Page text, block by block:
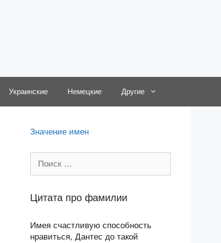
Украинские Немецкие Другие
Значение имен
Цитата про фамилии
Имея счастливую способность
нравиться, Дантес до такой